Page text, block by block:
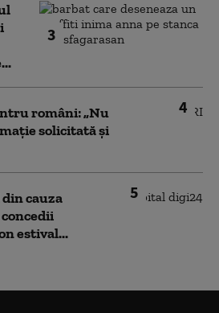
3
4
români: „Nu
solicitată și
5
cauza
estival...